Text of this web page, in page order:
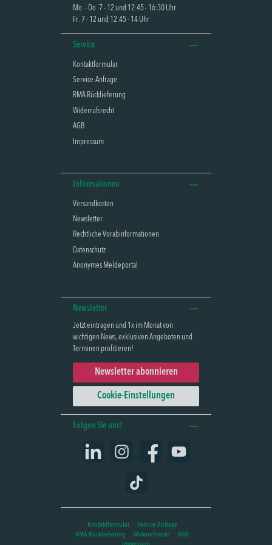
Mo. - Do. 7 - 12 und 12:45 - 16:30 Uhr
Fr. 7 - 12 und 12:45 - 14 Uhr
Service
Kontaktformular
Service-Anfrage
RMA Rücklieferung
Widerrufsrecht
AGB
Impressum
Informationen
Versandkosten
Newsletter
Rechtliche Vorabinformationen
Datenschutz
Anonymes Meldeportal
Newsletter
Jetzt eintragen und 1x im Monat von
wichtigen News, exklusiven Angeboten und
Terminen profitieren!
Newsletter abonnieren
Cookie-Einstellungen
Folgen Sie uns!
Instagram Facebook YouTube
TikTok
Kontaktformular
Service-Anfrage
RMA Rücklieferung
Widerrufsrecht
AGB